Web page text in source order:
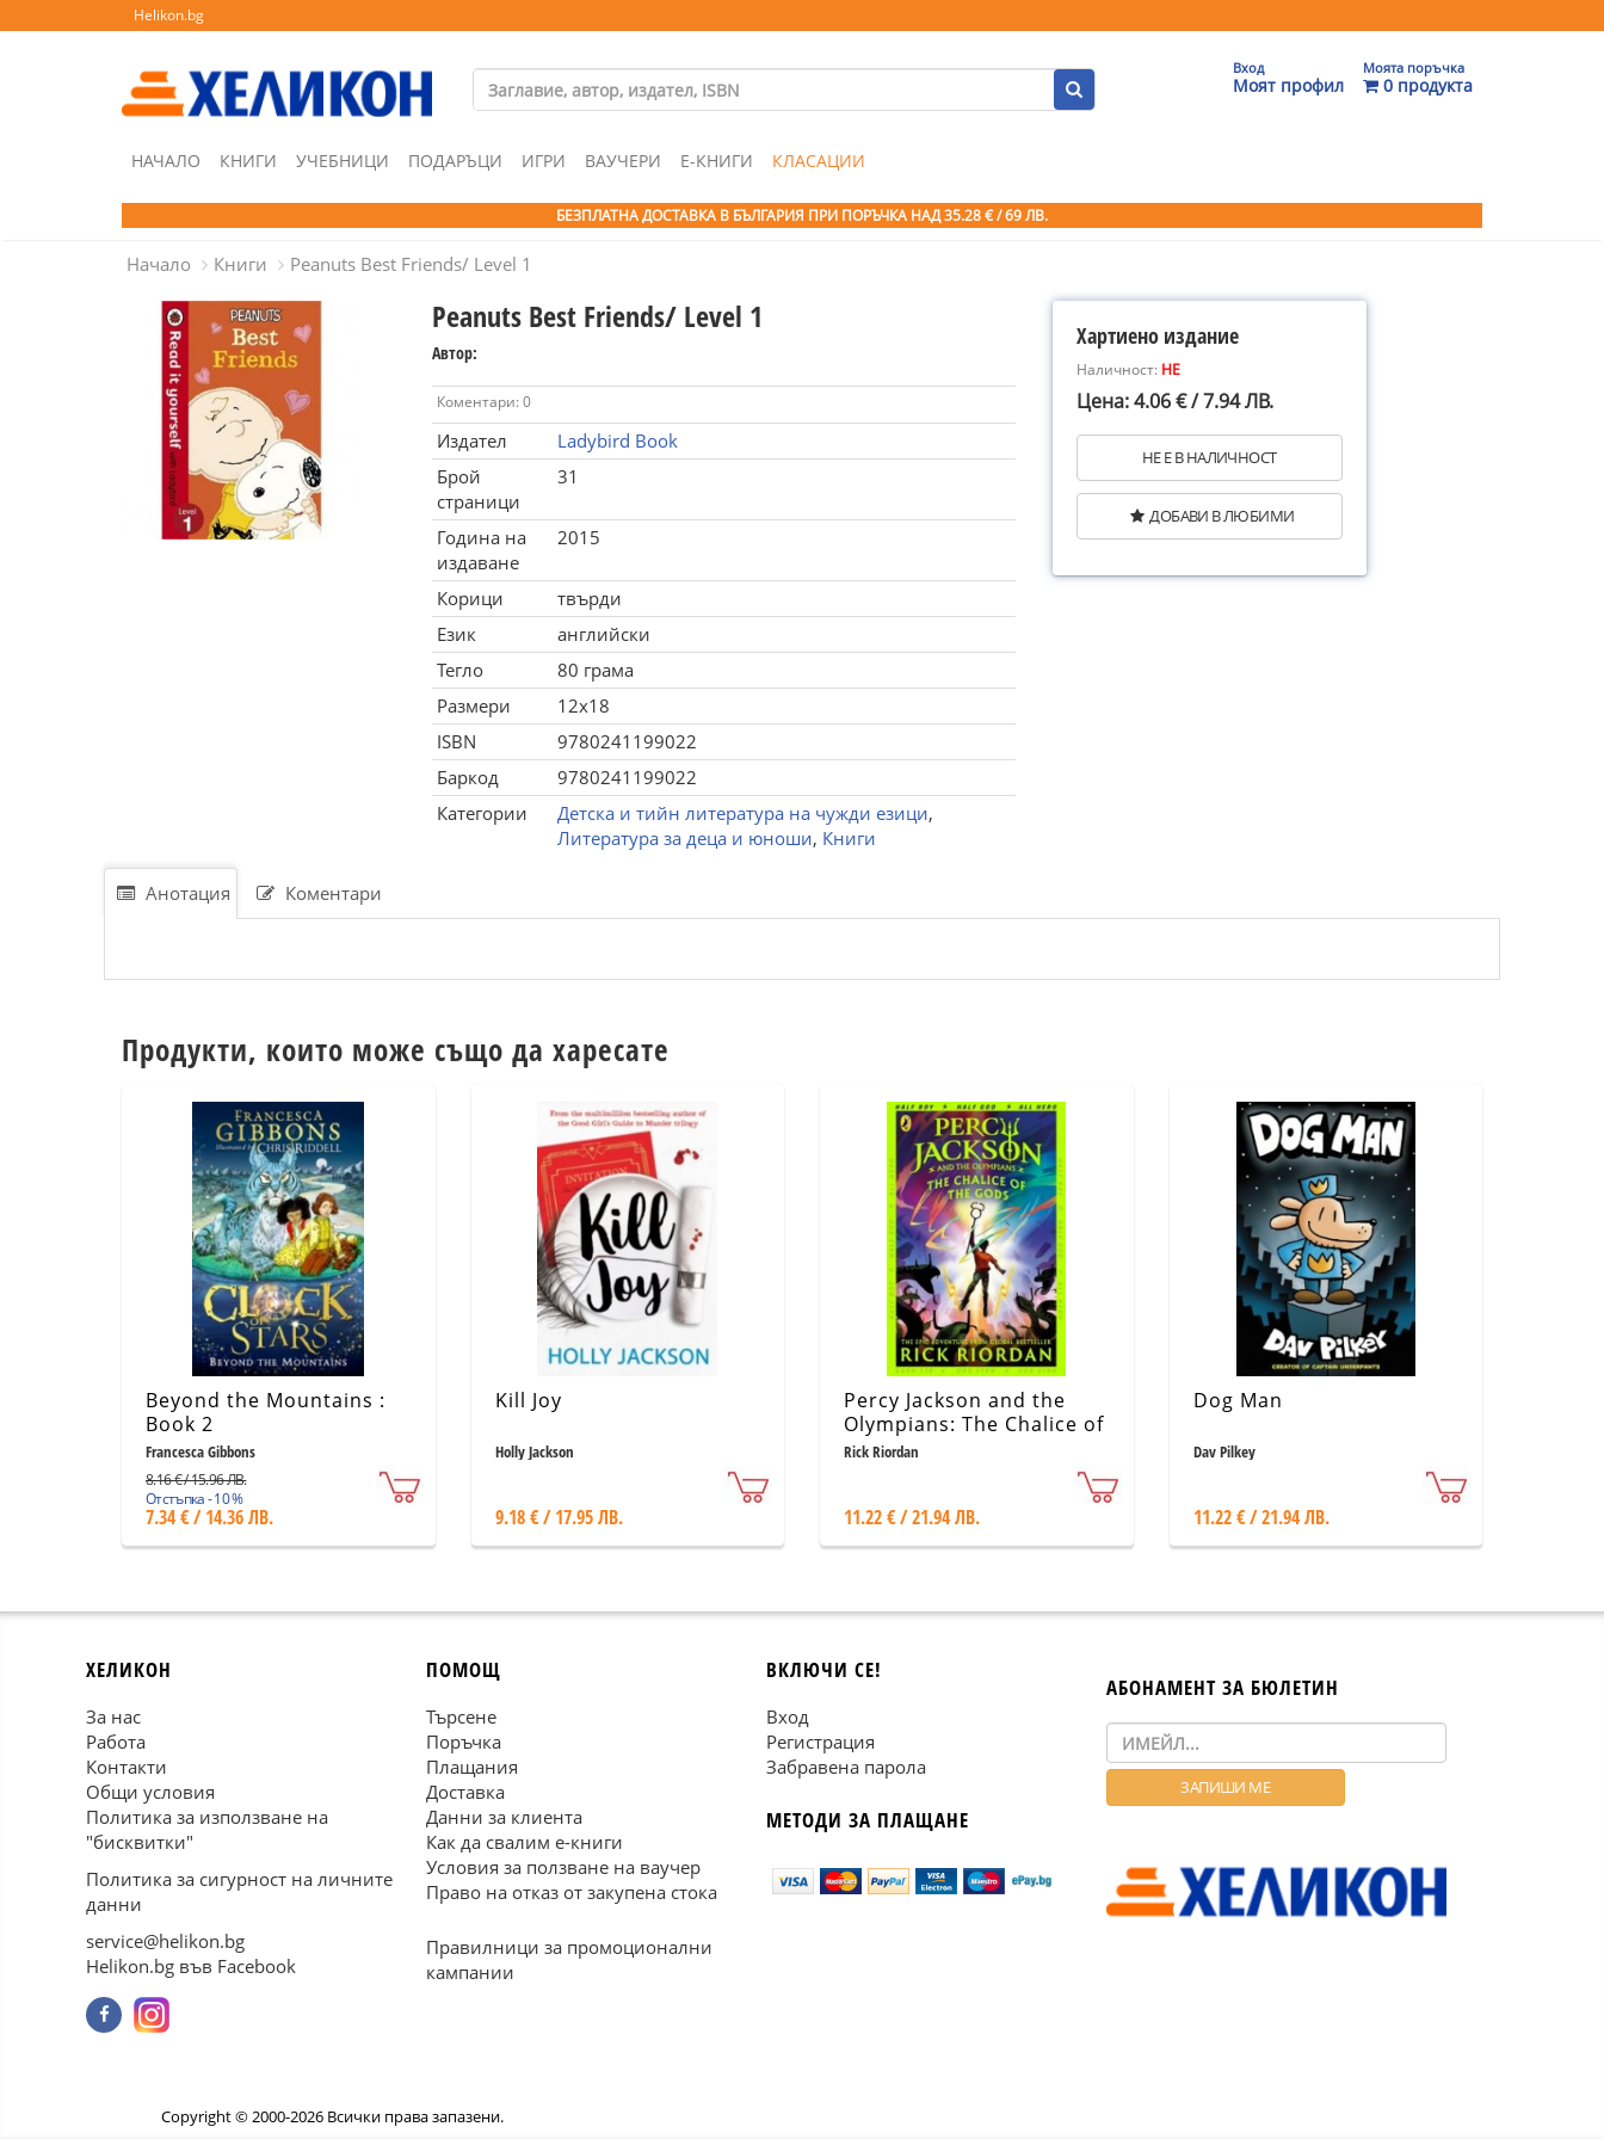
Helikon.bg
Вход
Моят профил
Моята поръчка
0 продукта
НАЧАЛО КНИГИ УЧЕБНИЦИ ПОДАРЪЦИ ИГРИ ВАУЧЕРИ Е-КНИГИ КЛАСАЦИИ
БЕЗПЛАТНА ДОСТАВКА В БЪЛГАРИЯ ПРИ ПОРЪЧКА НАД 35.28 € / 69 ЛВ.
Начало Книги Peanuts Best Friends/ Level 1
Peanuts Best Friends/ Level 1
Автор:
Коментари: 0
Издател
Ladybird Book
Брой
страници
31
Година на
издаване
2015
Корици
твърди
Език
английски
Тегло
80 грама
Размери
12x18
ISBN
9780241199022
Баркод
9780241199022
Категории
Детска и тийн литература на чужди езици,
Литература за деца и юноши, Книги
Хартиено издание
Наличност: НЕ
Цена: 4.06 € / 7.94 ЛВ.
НЕ Е В НАЛИЧНОСТ
ДОБАВИ В ЛЮБИМИ
Анотация Коментари
Продукти, които може също да харесате
Beyond the Mountains :
Book 2
Francesca Gibbons
8.16 € / 15.96 ЛВ.
Отстъпка - 10 %
7.34 € / 14.36 ЛВ.
Kill Joy
Holly Jackson
9.18 € / 17.95 ЛВ.
Percy Jackson and the
Olympians: The Chalice of
the Gods
Rick Riordan
11.22 € / 21.94 ЛВ.
Dog Man
Dav Pilkey
11.22 € / 21.94 ЛВ.
ХЕЛИКОН
За нас
Работа
Контакти
Общи условия
Политика за използване на
"бисквитки"
Политика за сигурност на личните
данни
service@helikon.bg
Helikon.bg във Facebook
ПОМОЩ
Търсене
Поръчка
Плащания
Доставка
Данни за клиента
Как да свалим е-книги
Условия за ползване на ваучер
Право на отказ от закупена стока
Правилници за промоционални
кампании
ВКЛЮЧИ СЕ!
Вход
Регистрация
Забравена парола
МЕТОДИ ЗА ПЛАЩАНЕ
АБОНАМЕНТ ЗА БЮЛЕТИН
Copyright © 2000-2026 Всички права запазени.